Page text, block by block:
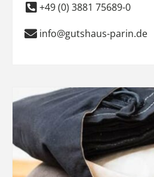
+49 (0) 3881 75689-0
info@gutshaus-parin.de